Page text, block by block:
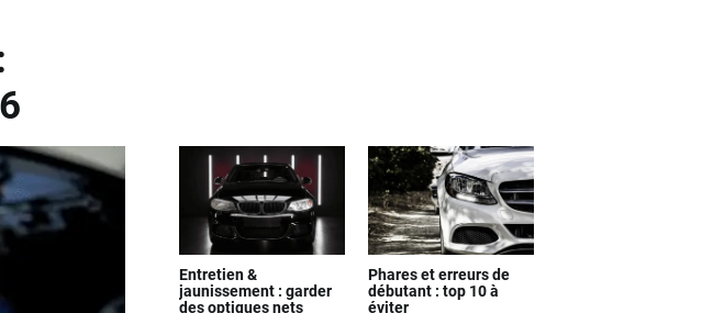
Entretien &
jaunissement : garder
des optiques nets
Phares et erreurs de
débutant : top 10 à
éviter